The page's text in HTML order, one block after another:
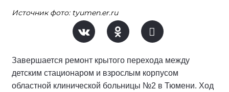
Источник фото: tyumen.er.ru
Завершается ремонт крытого перехода между
детским стационаром и взрослым корпусом
областной клинической больницы №2 в Тюмени. Ход